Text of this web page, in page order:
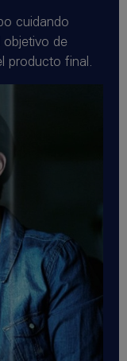
cuidando
de
producto final.